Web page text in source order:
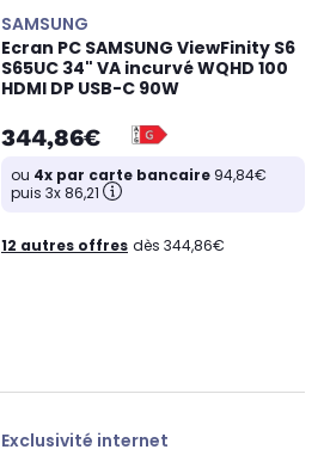
SAMSUNG
Ecran PC SAMSUNG ViewFinity S6
S65UC 34" VA incurvé WQHD 100
HDMI DP USB-C 90W
344,86€
ou 4x par carte bancaire 94,84€
puis 3x 86,21
12 autres offres dès 344,86€
Exclusivité internet